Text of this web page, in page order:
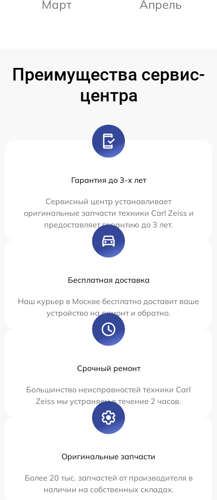
Март Апрель
Преимущества сервис-
центра
Гарантия до 3-х лет
Сервисный центр устанавливает
оригинальные запчасти техники Carl Zeiss и
предоставляет гарантию до 3 лет.
Бесплатная доставка
Наш курьер в Москве бесплатно доставит ваше
устройство на ремонт и обратно.
Срочный ремонт
Большинство неисправностей техники Carl
Zeiss мы устраняем в течение 2 часов.
Оригинальные запчасти
Более 20 тыс. запчастей от производителя в
наличии на собственных складах.